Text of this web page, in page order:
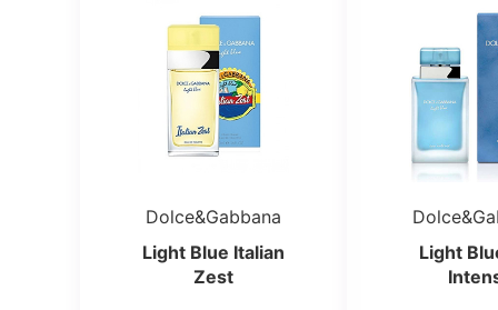
Dolce&Gabbana
Light Blue Italian
Zest
Light